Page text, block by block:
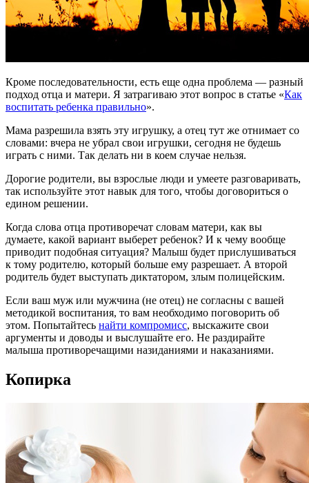
Кроме последовательности, есть еще одна проблема — разный
подход отца и матери. Я затрагиваю этот вопрос в статье «Как
воспитать ребенка правильно».
Мама разрешила взять эту игрушку, а отец тут же отнимает со
словами: вчера не убрал свои игрушки, сегодня не будешь
играть с ними. Так делать ни в коем случае нельзя.
Дорогие родители, вы взрослые люди и умеете разговаривать,
так используйте этот навык для того, чтобы договориться о
едином решении.
Когда слова отца противоречат словам матери, как вы
думаете, какой вариант выберет ребенок? И к чему вообще
приводит подобная ситуация? Малыш будет прислушиваться
к тому родителю, который больше ему разрешает. А второй
родитель будет выступать диктатором, злым полицейским.
Если ваш муж или мужчина (не отец) не согласны с вашей
методикой воспитания, то вам необходимо поговорить об
этом. Попытайтесь найти компромисс, выскажите свои
аргументы и доводы и выслушайте его. Не раздирайте
малыша противоречащими назиданиями и наказаниями.
Копирка